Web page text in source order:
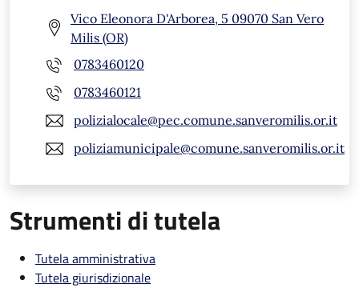
Vico Eleonora D'Arborea, 5 09070 San Vero
Milis (OR)
0783460120
0783460121
polizialocale@pec.comune.sanveromilis.or.it
poliziamunicipale@comune.sanveromilis.or.it
Strumenti di tutela
Tutela amministrativa
Tutela giurisdizionale